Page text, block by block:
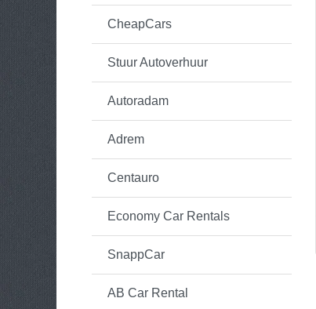
CheapCars
Stuur Autoverhuur
Autoradam
Adrem
Centauro
Economy Car Rentals
SnappCar
AB Car Rental